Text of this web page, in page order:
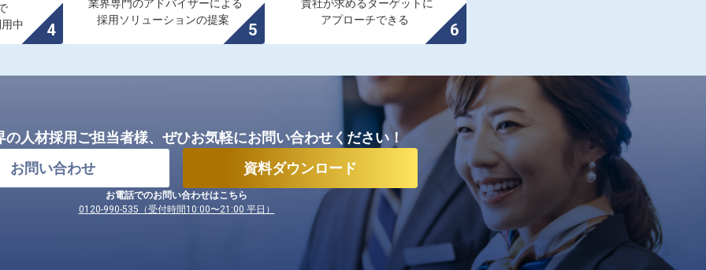
中
業界専門のアドバイザーによる
採用ソリューションの提案
貴社が求めるターゲットに
アプローチできる
の人材採用ご担当者様、 ぜひお気軽にお問い合わせください！
お問い合わせ
資料ダウンロード
お電話でのお問い合わせはこちら
0120-990-535（受付時間10:00〜21:00 平日）